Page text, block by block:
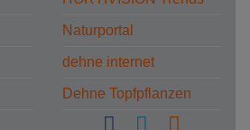
Naturportal
dehne internet
Dehne Topfpflanzen